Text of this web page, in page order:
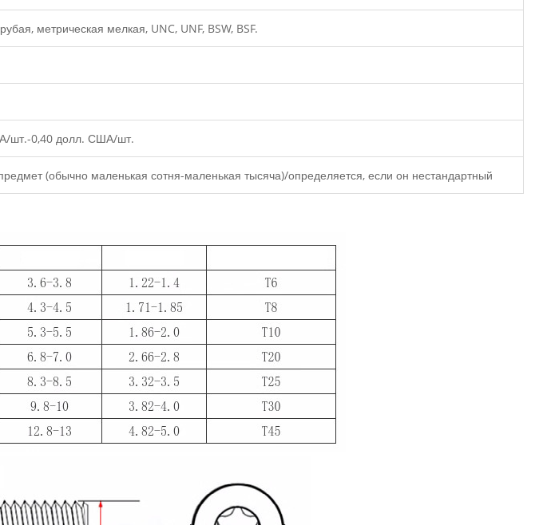
метрическая мелкая, UNC, UNF, BSW, BSF.
шт.-0,40 долл. США/шт.
(обычно маленькая сотня-маленькая тысяча)/определяется, если он нестандартный